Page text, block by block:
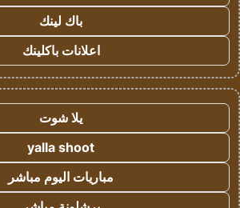
باك لينك
اعلانات باكلينك
يلا شوت
yalla shoot
مباريات اليوم مباشر